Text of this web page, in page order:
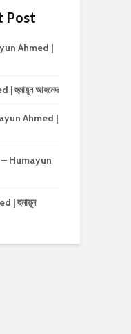
Post
Ahmed |
হুমায়ূন আহমেদ
Ahmed |
Humayun
| হুমায়ূন